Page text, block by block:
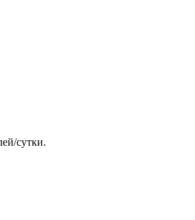
сутки.